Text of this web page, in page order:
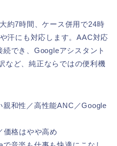
約7時間、ケース併用で24時
汗にも対応します。AAC対応
でき、Googleアシスタント
など、純正ならではの便利機
親和性／高性能ANC／Google
価格はやや高め